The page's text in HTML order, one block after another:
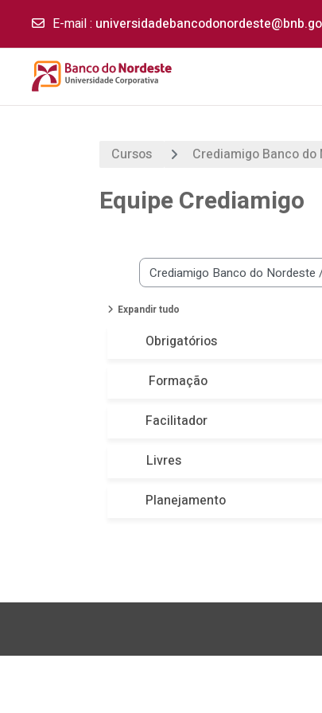
Ir para o conteúdo principal
E-mail:
Cursos Crediamigo Banco do
Equipe Crediamigo
Categorias de Cursos
Expandir tudo
Obrigatórios
Formação
Facilitador
Livres
Planejamento